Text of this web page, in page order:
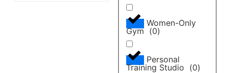
Women-Only
Gym (0)
Personal
Training Studio (0)